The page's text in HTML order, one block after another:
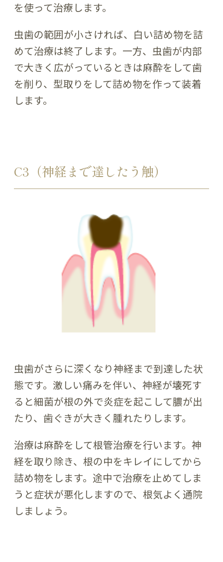
を使って治療します。
虫歯の範囲が小さければ、白い詰め物を詰
めて治療は終了します。一方、虫歯が内部
で大きく広がっているときは麻酔をして歯
を削り、型取りをして詰め物を作って装着
します。
C3（神経まで達したう触）
虫歯がさらに深くなり神経まで到達した状
態です。激しい痛みを伴い、神経が壊死す
ると細菌が根の外で炎症を起こして膿が出
たり、歯ぐきが大きく腫れたりします。
治療は麻酔をして根管治療を行います。神
経を取り除き、根の中をキレイにしてから
詰め物をします。途中で治療を止めてしま
うと症状が悪化しますので、根気よく通院
しましょう。